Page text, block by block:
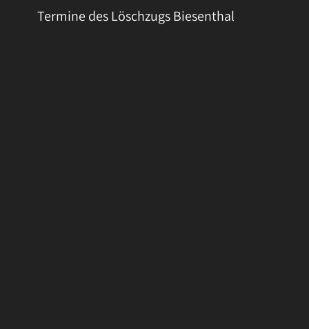
Termine des Löschzugs Biesenthal